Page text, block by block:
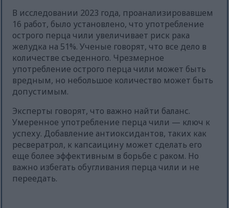
В исследовании 2023 года, проанализировавшем
16 работ, было установлено, что употребление
острого перца чили увеличивает риск рака
желудка на 51%. Ученые говорят, что все дело в
количестве съеденного. Чрезмерное
употребление острого перца чили может быть
вредным, но небольшое количество может быть
допустимым.
Эксперты говорят, что важно найти баланс.
Умеренное употребление перца чили — ключ к
успеху. Добавление антиоксидантов, таких как
ресвератрол, к капсаицину может сделать его
еще более эффективным в борьбе с раком. Но
важно избегать обугливания перца чили и не
переедать.